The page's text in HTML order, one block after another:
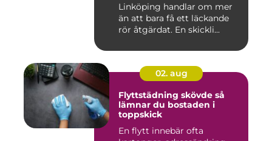
Linköping handlar om mer
än att bara få ett läckande
rör åtgärdat. En skickli...
02. aug
Flyttstädning skövde så
lämnar du bostaden i
toppskick
En flytt innebär ofta